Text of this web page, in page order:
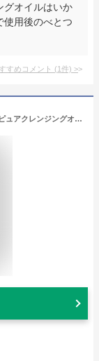
グオイルはいか
使用後のべとつ
すめコメント (1件) >
マニョファクトリー/魔女工場 Manyo Factory ピュアクレンジングオイル 200ml [392292/145861/953165]